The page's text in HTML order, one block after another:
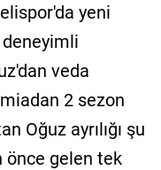
yeni
deneyimli
veda
2 sezon
Oğuz ayrılığı şu
önce gelen tek